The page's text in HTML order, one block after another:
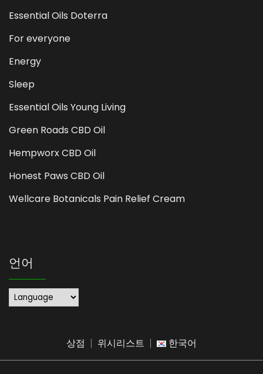
Essential Oils Doterra
For everyone
Energy
Sleep
Essential Oils Young Living
Green Roads CBD Oil
Hempworx CBD Oil
Honest Paws CBD Oil
Wellcare Botanicals Pain Relief Cream
언어
상점 위시리스트 한국어